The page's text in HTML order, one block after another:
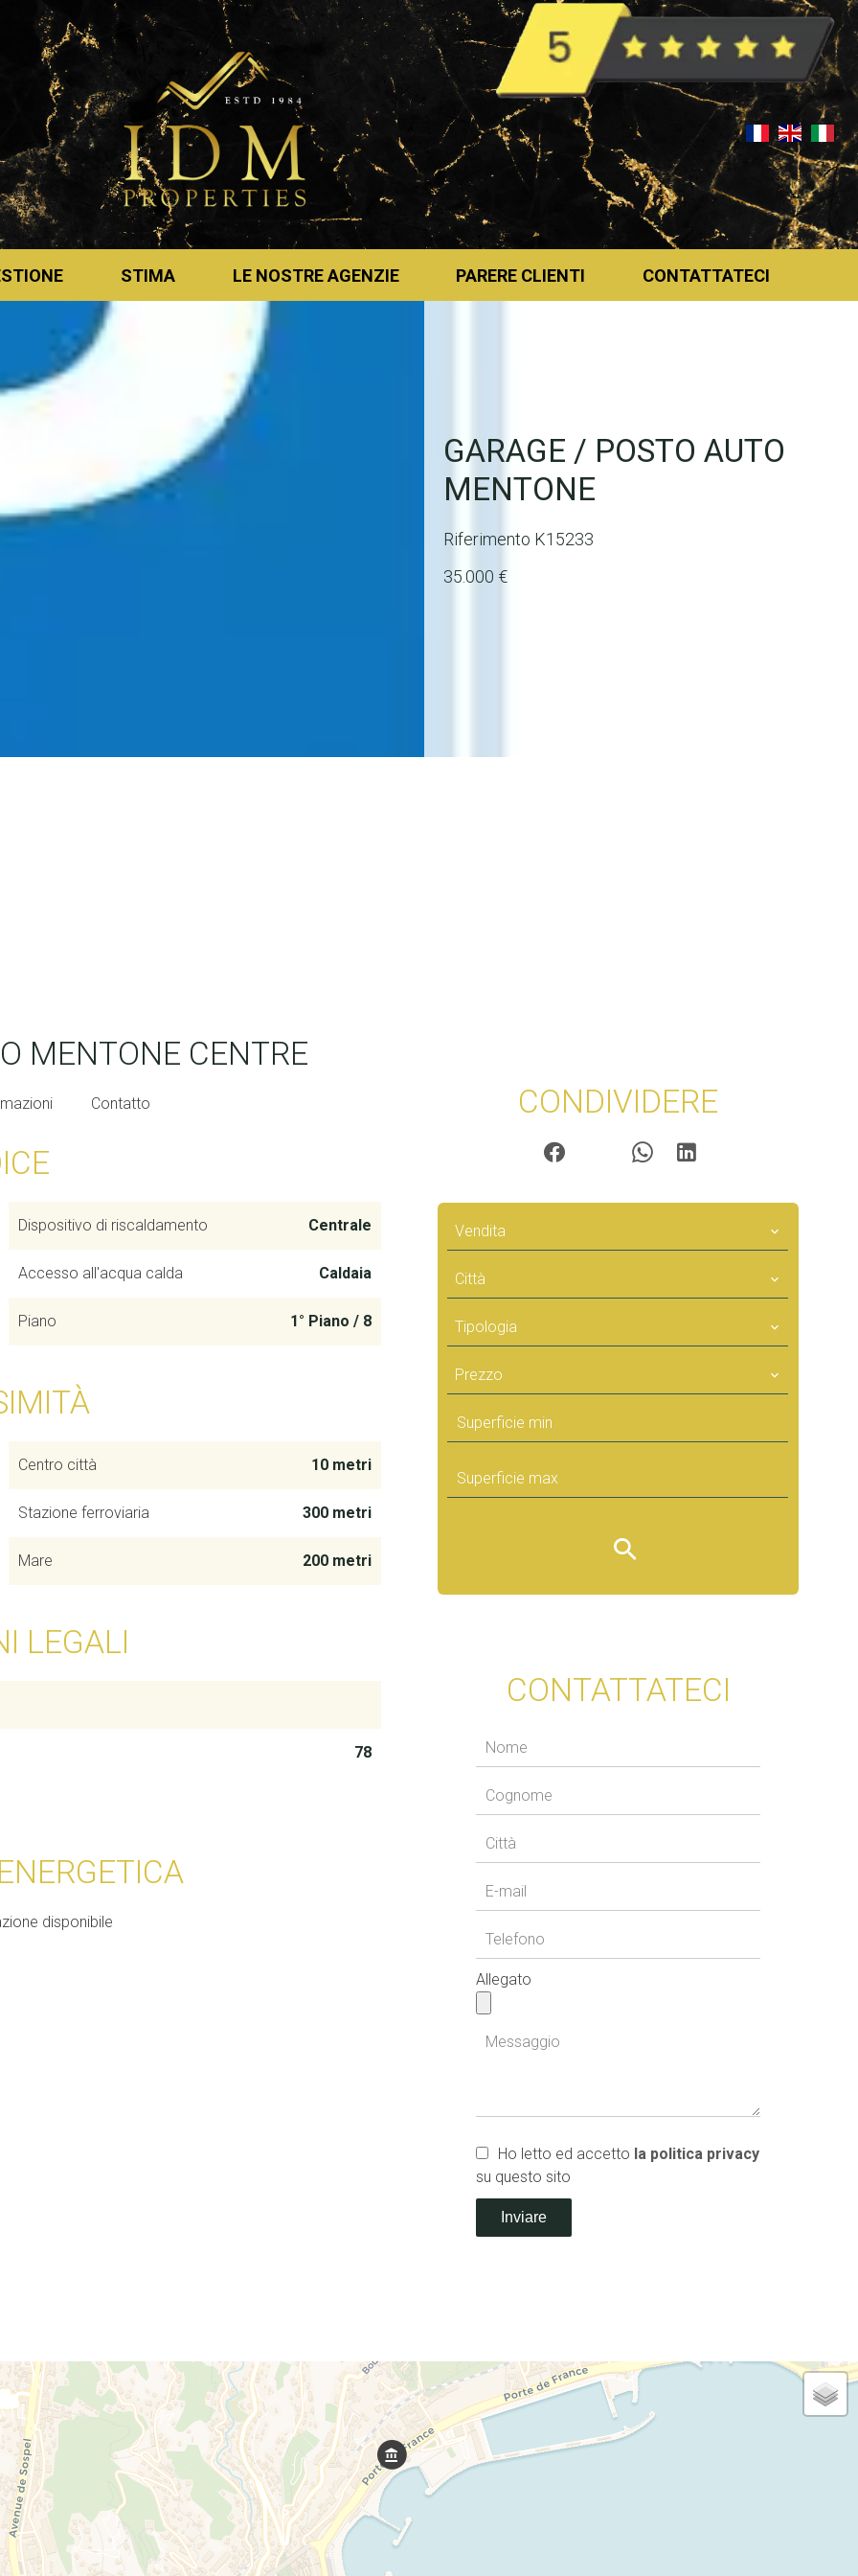
STIMA LE NOSTRE AGENZIE PARERE CLIENTI CONTATTATECI
GARAGE / POSTO AUTO
MENTONE
Riferimento K15233
35.000 €
MENTONE CENTRE
Contatto
Dispositivo di riscaldamento Centrale
Accesso all'acqua calda Caldaia
Piano 1° Piano / 8
Centro città 10 metri
Stazione ferroviaria 300 metri
Mare 200 metri
LEGALI
78
disponibile
CONDIVIDERE
Vendita
Città
Tipologia
Prezzo
CONTATTATECI
Allegato
Ho letto ed accetto la politica privacy
su questo sito
Inviare